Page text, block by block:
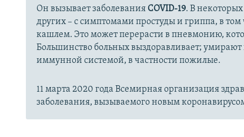
Он вызывает заболеванияCOVID-19. В некоторых
других – с симптомами простуды и гриппа, в
кашлем. Это может перерасти в пневмонию,
Большинство больных выздоравливает;
иммунной системой, в частности пожилые.
11 марта 2020 года Всемирная организация
заболевания, вызываемого новым